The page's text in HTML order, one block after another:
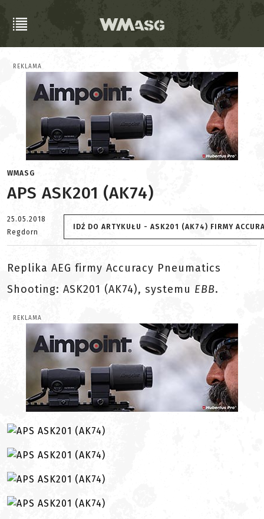
REKLAMA
WMASG
APS ASK201 (AK74)
25.05.2018
Regdorn
IDŹ DO ARTYKUŁU - ASK201 (AK74) FIRMY
Replika AEG firmy Accuracy Pneumatics
Shooting: ASK201 (AK74), systemu EBB.
REKLAMA